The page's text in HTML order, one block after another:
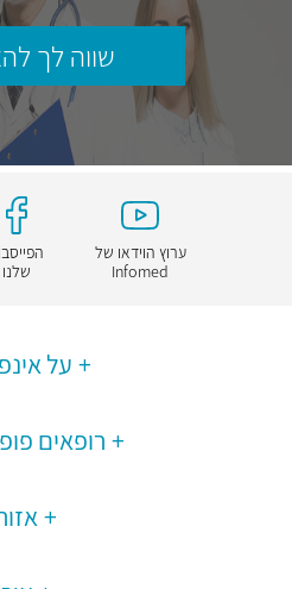
שווה לך
ערוץ הוידאו של
Infomed
שלנו
על
רופאים